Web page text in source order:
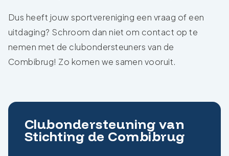
Dus heeft jouw sportvereniging een vraag of een
uitdaging? Schroom dan niet om contact op te
nemen met de clubondersteuners van de
Combibrug! Zo komen we samen vooruit.
Clubondersteuning van
Stichting de Combibrug